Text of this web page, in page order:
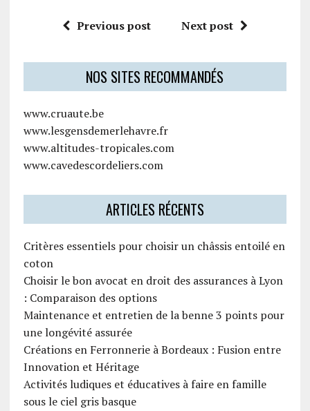
Previous post Next post
NOS SITES RECOMMANDÉS
www.cruaute.be
www.lesgensdemerlehavre.fr
www.altitudes-tropicales.com
www.cavedescordeliers.com
ARTICLES RÉCENTS
Critères essentiels pour choisir un châssis entoilé en
coton
Choisir le bon avocat en droit des assurances à Lyon
: Comparaison des options
Maintenance et entretien de la benne 3 points pour
une longévité assurée
Créations en Ferronnerie à Bordeaux : Fusion entre
Innovation et Héritage
Activités ludiques et éducatives à faire en famille
sous le ciel gris basque